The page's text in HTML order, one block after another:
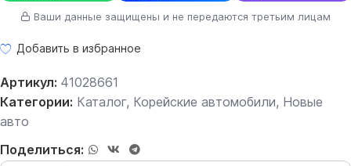
Ваши данные защищены и не передаются третьим лицам
Добавить в избранное
Артикул: 41028661
Категории: Каталог, Корейские автомобили, Новые
авто
Поделиться: